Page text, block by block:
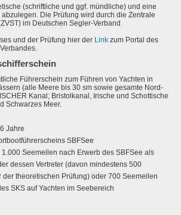
(schriftliche und ggf. mündliche) und eine
Die Prüfung wird durch die Zentrale
im Deutschen Segler-Verband
und der Prüfung hier der Link zum Portal des
Führerschein zum Führen von Yachten in
(alle Meere bis 30 sm sowie gesamte Nord-
Kanal; Bristolkanal, Irische und Schottische
Schwarzes Meer.
Jahre
SBFSee
Seemeilen nach Erwerb des SBFSee als
dessen Vertreter (davon mindestens 500
der theoretischen Prüfung) oder 700 Seemeilen
SKS auf Yachten im Seebereich